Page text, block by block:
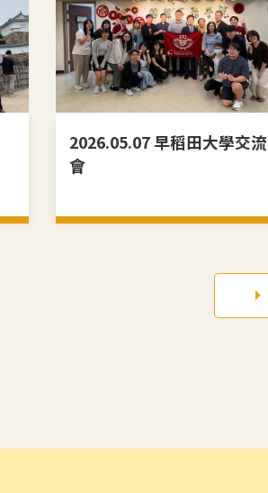
2026.05.07 早稻田大學交流
會